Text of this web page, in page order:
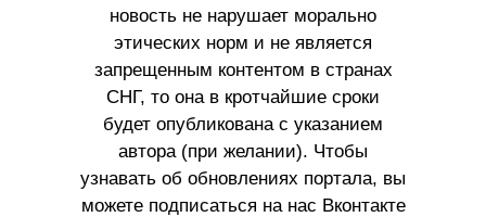
новость не нарушает морально
этических норм и не является
запрещенным контентом в странах
СНГ, то она в кротчайшие сроки
будет опубликована с указанием
автора (при желании). Чтобы
узнавать об обновлениях портала, вы
можете подписаться на нас Вконтакте